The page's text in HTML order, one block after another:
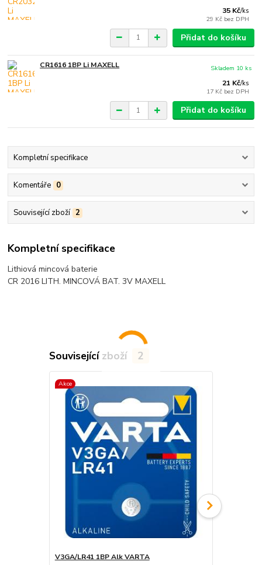
35 Kč/ks
29 Kč bez DPH
Přidat do košíku
CR1616 1BP Li MAXELL
21 Kč/ks
17 Kč bez DPH
Skladem 10 ks
Přidat do košíku
Kompletní specifikace
Komentáře 0
Související zboží 2
Kompletní specifikace
Lithiová mincová baterie
CR 2016 LITH. MINCOVÁ BAT. 3V MAXELL
Související zboží 2
Akce
V3GA/LR41 1BP Alk VARTA